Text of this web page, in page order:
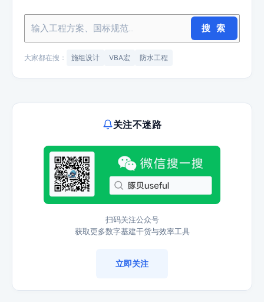
搜 索
大家都在搜： 施组设计 VBA宏 防水工程
关注不迷路
扫码关注公众号
获取更多数字基建干货与效率工具
立即关注